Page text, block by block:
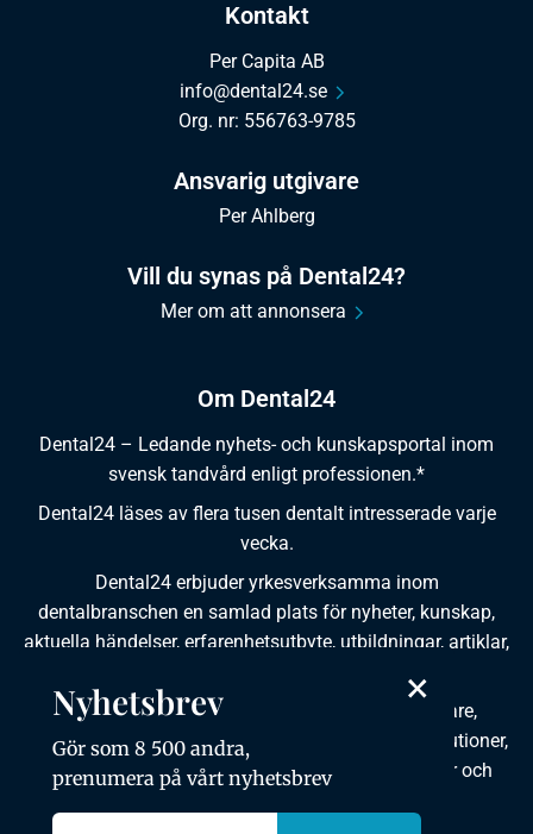
Om Dental24
Dental24 – Ledande nyhets- och kunskapsportal inom
svensk tandvård enligt professionen.*
Dental24 läses av flera tusen dentalt intresserade varje
vecka.
Dental24 erbjuder yrkesverksamma inom
dentalbranschen en samlad plats för nyheter, kunskap,
aktuella händelser, erfarenhetsutbyte, utbildningar, artiklar,
Dental24 produceras i samverkan med tandläkare,
tandhygienister, tandsköterskor, tandtekniker, institutioner,
kursgivare, föreningar, organisationer, leverantörer och
Kontakt
Per Capita AB
info@dental24.se
Org. nr: 556763-9785
Ansvarig utgivare
Per Ahlberg
Vill du synas på Dental24?
Mer om att annonsera
×
Nyhetsbrev
Gör som 8 500 andra,
prenumera på vårt nyhetsbrev